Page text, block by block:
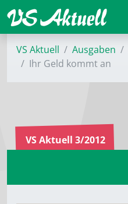
VS Aktuell Ausgaben
Ihr Geld kommt an
VS Aktuell 3/2012